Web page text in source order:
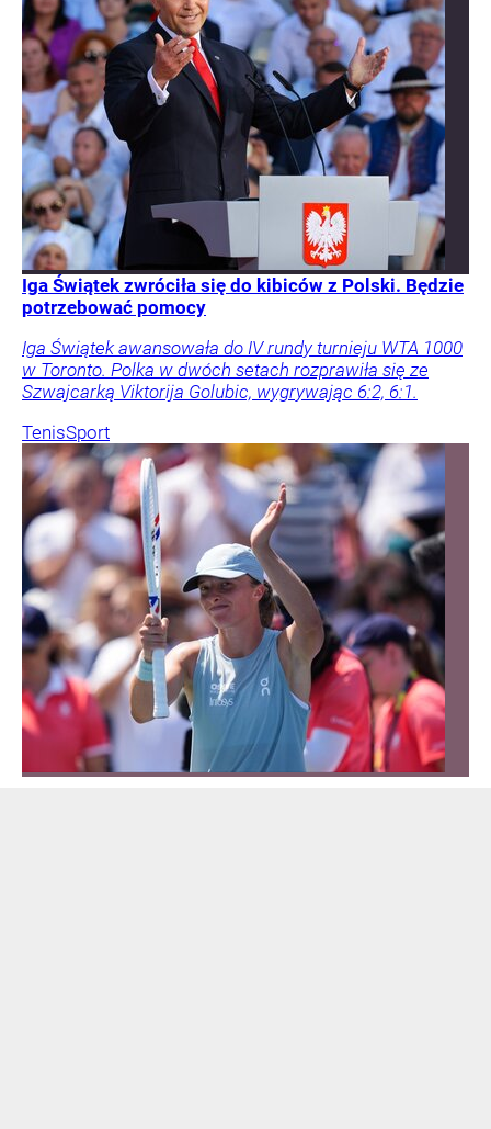
Iga Świątek zwróciła się do kibiców z Polski. Będzie
potrzebować pomocy
Iga Świątek awansowała do IV rundy turnieju WTA 1000
w Toronto. Polka w dwóch setach rozprawiła się ze
Szwajcarką Viktorija Golubic, wygrywając 6:2, 6:1.
TenisSport